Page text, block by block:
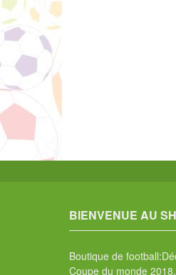
BIENVENUE AU
Boutique de
Coupe du monde